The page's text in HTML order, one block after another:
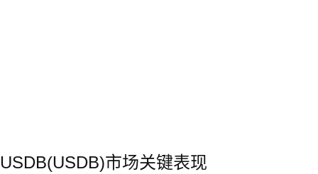
USDB(USDB)市场关键表现